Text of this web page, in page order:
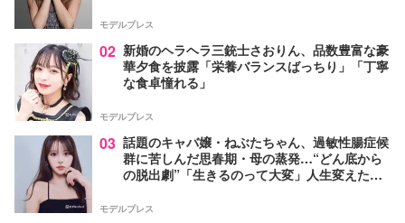
モデルプレス
02 新婚のヘラヘラ三銃士さおりん、品数豊富な豪
華夕食を披露「栄養バランスばっちり」「丁寧
な食卓憧れる」
モデルプレス
03 話題のキャバ嬢・ねぶたちゃん、過敏性腸症候
群に苦しんだ思春期・母の蒸発…“どん底から
の脱出劇”「生きるのって大変」人生変えた言
モデルプレス